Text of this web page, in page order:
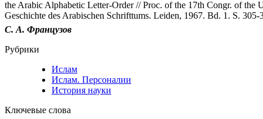
the Arabic Alphabetic Letter-Order // Proc. of the 17th Congr. of the
Geschichte des Arabischen Schrifttums. Leiden, 1967. Bd. 1. S. 305-
С. А. Французов
Рубрики
Ислам
Ислам. Персоналии
История науки
Ключевые слова